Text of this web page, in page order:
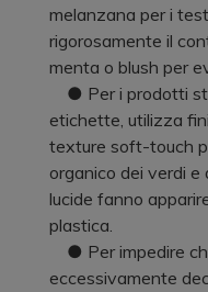
melanzana per i
rigorosamente il
menta o blush per
● Per i prodotti
etichette, utilizza
texture soft-touch
organico dei verdi e
lucide fanno
plastica.
● Per impedire
eccessivamente